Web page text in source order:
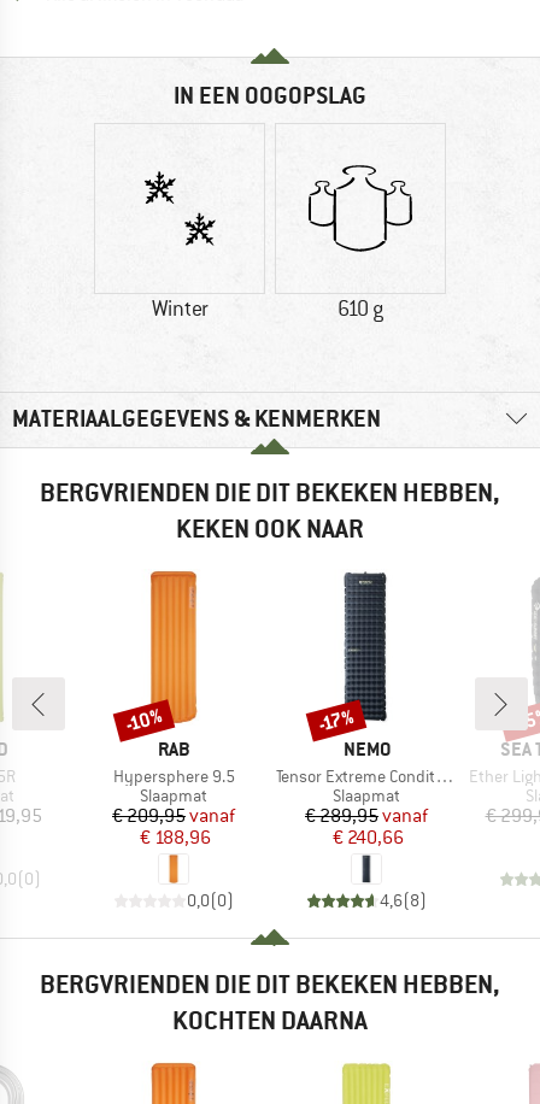
IN EEN OOGOPSLAG
Winter 610 g
MATERIAALGEGEVENS & KENMERKEN
BERGVRIENDEN DIE DIT BEKEKEN HEBBEN,
KEKEN OOK NAAR
(0)
MERK
RAB
Artikel
Hypersphere 9.5
Productgroep
Slaapmat
Prijs
€ 209,95Verlaagde prijs
vanaf
€ 188,96
0,0(0)
Korting
-10%
MERK
NEMO
Artikel
Tensor Extreme Conditions
Productgroep
Slaapmat
Prijs
€ 289,95Verlaagde prijs
vanaf
€ 240,66
4,6(8)
Korting
-17%
SEA
Artikel
Ether Light XR
€
-
BERGVRIENDEN DIE DIT BEKEKEN HEBBEN,
KOCHTEN DAARNA